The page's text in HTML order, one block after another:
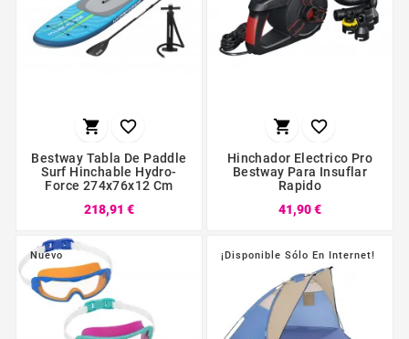
 
Bestway Tabla De Paddle
Surf Hinchable Hydro-
Force 274x76x12 Cm
218,91 €
 
Hinchador Electrico Pro
Bestway Para Insuflar
Rapido
41,90 €
Nuevo ¡Disponible Sólo En Internet!